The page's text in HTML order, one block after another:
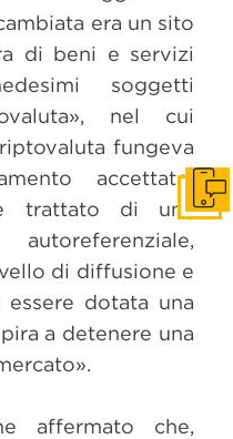
era un sito
di beni e servizi
soggetti
nel cui
fungeva
accettato.
trattato di una
di diffusione e
dotata una
a detenere una
affermato che,
Get